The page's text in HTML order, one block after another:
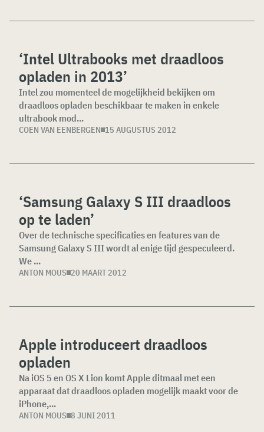
‘Intel Ultrabooks met draadloos
opladen in 2013’
Intel zou momenteel de mogelijkheid bekijken om
draadloos opladen beschikbaar te maken in enkele
ultrabook mod...
COEN VAN EENBERGEN 15 AUGUSTUS 2012
‘Samsung Galaxy S III draadloos
op te laden’
Over de technische specificaties en features van de
Samsung Galaxy S III wordt al enige tijd gespeculeerd.
We ...
ANTON MOUS 20 MAART 2012
Apple introduceert draadloos
opladen
Na iOS 5 en OS X Lion komt Apple ditmaal met een
apparaat dat draadloos opladen mogelijk maakt voor de
iPhone,...
ANTON MOUS 8 JUNI 2011